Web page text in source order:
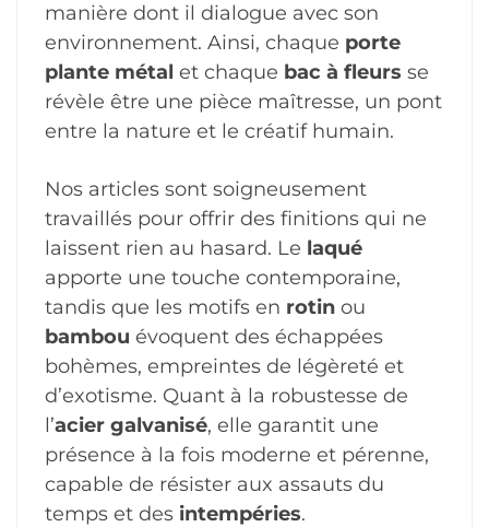
manière dont il dialogue avec son
environnement. Ainsi, chaque porte
plante métal et chaque bac à fleurs se
révèle être une pièce maîtresse, un pont
entre la nature et le créatif humain.
Nos articles sont soigneusement
travaillés pour offrir des finitions qui ne
laissent rien au hasard. Le laqué
apporte une touche contemporaine,
tandis que les motifs en rotin ou
bambou évoquent des échappées
bohèmes, empreintes de légèreté et
d’exotisme. Quant à la robustesse de
l’acier galvanisé, elle garantit une
présence à la fois moderne et pérenne,
capable de résister aux assauts du
temps et des intempéries.